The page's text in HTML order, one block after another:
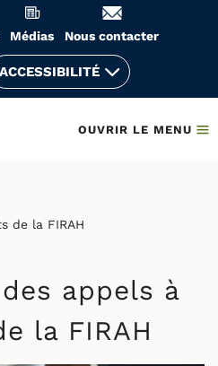
Médias Nous contacter
ACCESSIBILITÉ
OUVRIR LE MENU
de la FIRAH
appels à
la FIRAH